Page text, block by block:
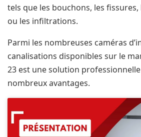
tels que les bouchons, les
ou les infiltrations.
Parmi les nombreuses caméras
canalisations disponibles sur le
23 est une solution
nombreux avantages.